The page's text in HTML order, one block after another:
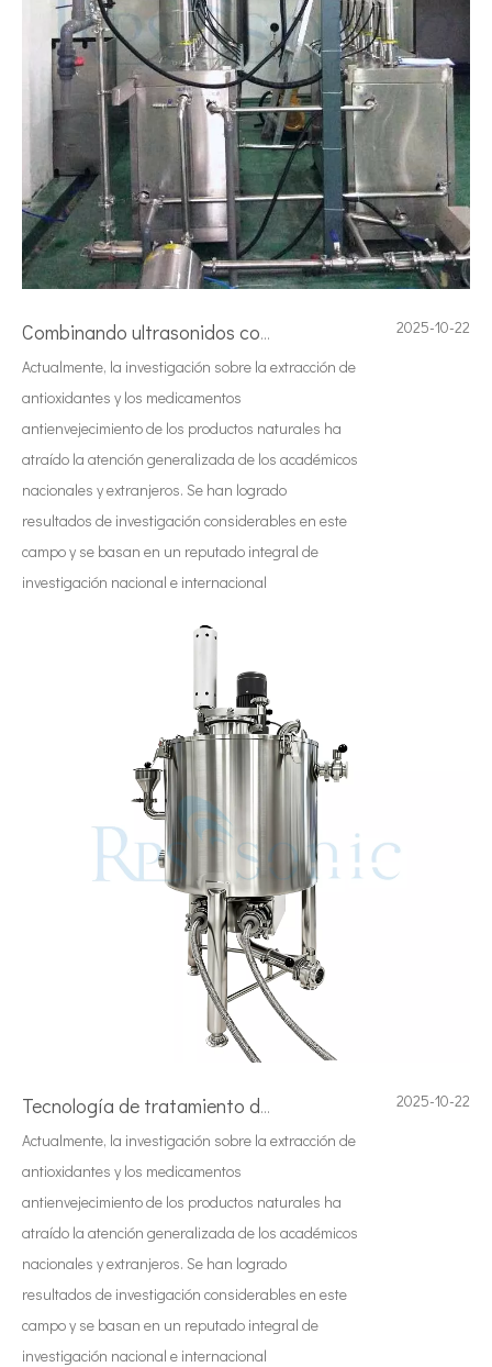
Combinando ultrasonidos con otras tecnologías de tratamiento de agua
Actualmente, la investigación sobre la extracción de
antioxidantes y los medicamentos
antienvejecimiento de los productos naturales ha
atraído la atención generalizada de los académicos
nacionales y extranjeros. Se han logrado
resultados de investigación considerables en este
campo y se basan en un reputado integral de
investigación nacional e internacional
2025-10-22
Tecnología de tratamiento de agua por ultrasonidos
Actualmente, la investigación sobre la extracción de
antioxidantes y los medicamentos
antienvejecimiento de los productos naturales ha
atraído la atención generalizada de los académicos
nacionales y extranjeros. Se han logrado
resultados de investigación considerables en este
campo y se basan en un reputado integral de
investigación nacional e internacional
2025-10-22